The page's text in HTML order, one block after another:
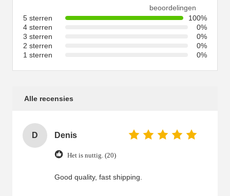
beoordelingen
5 sterren
100%
4 sterren
0%
3 sterren
0%
2 sterren
0%
1 sterren
0%
Alle recensies
D Denis
Het is nuttig. (20)
Good quality, fast shipping.